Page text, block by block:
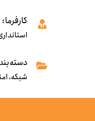
کارفرما:
شبکه،